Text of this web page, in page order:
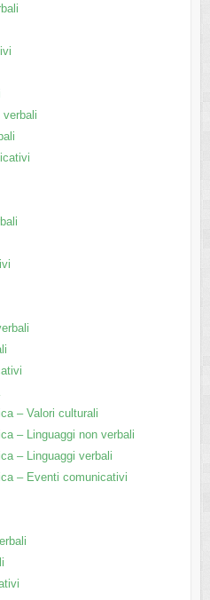
verbali
– Valori culturali
– Linguaggi non verbali
– Linguaggi verbali
– Eventi comunicativi